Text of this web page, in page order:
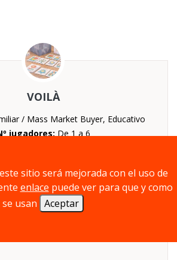
VOILÀ
/ Mass Market Buyer, Educativo
jugadores:De 1 a 6
patrones
Edad mínima:6 años
sitio será mejorada con el uso de
enlace puede ver para que y como
se usan Aceptar